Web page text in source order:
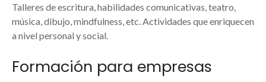
Talleres de escritura, habilidades comunicativas, teatro,
música, dibujo, mindfulness, etc. Actividades que enriquecen
a nivel personal y social.
Formación para empresas